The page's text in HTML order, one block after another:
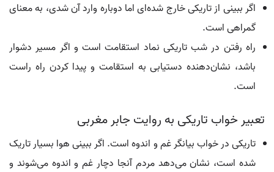
اگر ببینی از تاریکی خارج شده‌ای اما دوباره وارد آن شدی، به معنای
گمراهی است.
راه رفتن در شب تاریکی نماد استقامت است و اگر مسیر دشوار
باشد، نشان‌دهنده دستیابی به استقامت و پیدا کردن راه راست
است.
تعبیر خواب تاریکی به روایت جابر مغربی
تاریکی در خواب بیانگر غم و اندوه است. اگر ببینی هوا بسیار تاریک
شده است، نشان می‌دهد مردم آنجا دچار غم و اندوه می‌شوند و